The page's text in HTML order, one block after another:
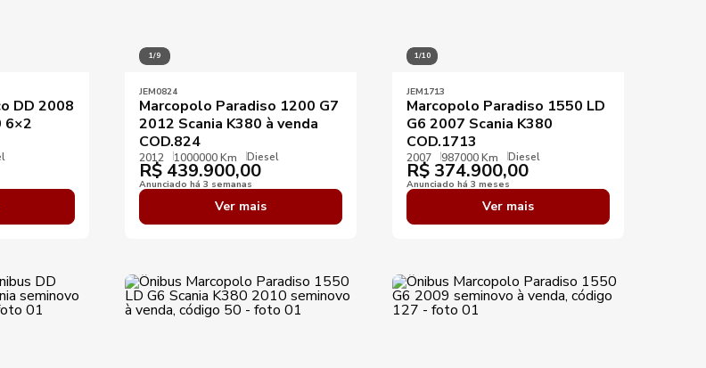
DD 2008
6×2
1/9
JEM0824
Marcopolo Paradiso 1200 G7
2012 Scania K380 à venda
COD.824
2012 1000000 Km Diesel
R$ 439.900,00
Anunciado há 3 semanas
Ver mais
1/10
JEM1713
Marcopolo Paradiso 1550 LD
G6 2007 Scania K380
COD.1713
2007 987000 Km Diesel
R$ 374.900,00
Anunciado há 3 meses
Ver mais